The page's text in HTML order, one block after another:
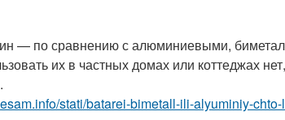
— по сравнению с алюминиевыми,
их в частных домах или коттеджах
stati/batarei-bimetall-ili-alyuminiy-